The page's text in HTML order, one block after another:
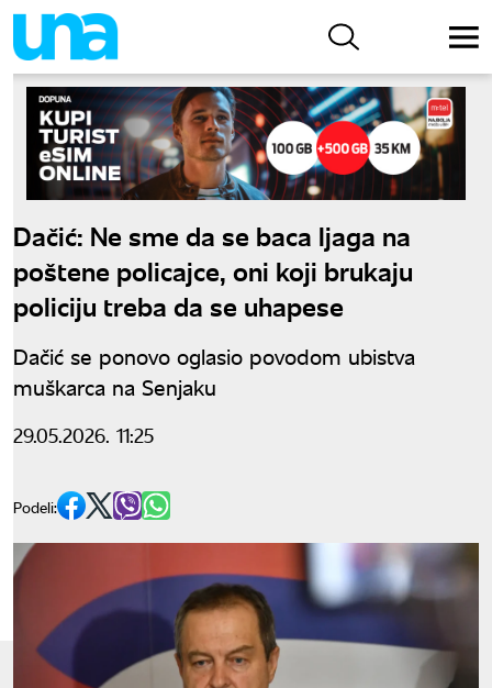
Dačić: Ne sme da se baca ljaga na
poštene policajce, oni koji brukaju
policiju treba da se uhapese
Dačić se ponovo oglasio povodom ubistva
muškarca na Senjaku
29.05.2026. 11:25
Podeli: